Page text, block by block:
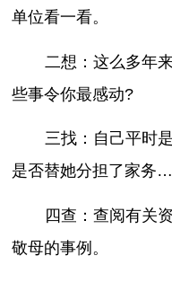
单位看一看。
二想：这么多年
些事令你最感动?
三找：自己平时
是否替她分担了家务
四查：查阅有关
敬母的事例。